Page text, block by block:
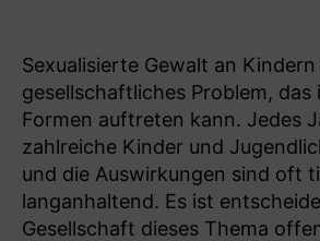
Sexualisierte Gewalt an
gesellschaftliches Problem, das
Formen auftreten kann. Jedes
zahlreiche Kinder und
und die Auswirkungen sind oft
langanhaltend. Es ist
Gesellschaft dieses Thema